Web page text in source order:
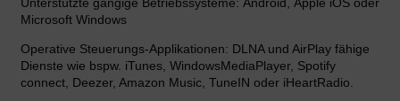
Microsoft Windows
Operative Steuerungs-Applikationen: DLNA und AirPlay fähige
Dienste wie bspw. iTunes, WindowsMediaPlayer, Spotify
connect, Deezer, Amazon Music, TuneIN oder iHeartRadio.